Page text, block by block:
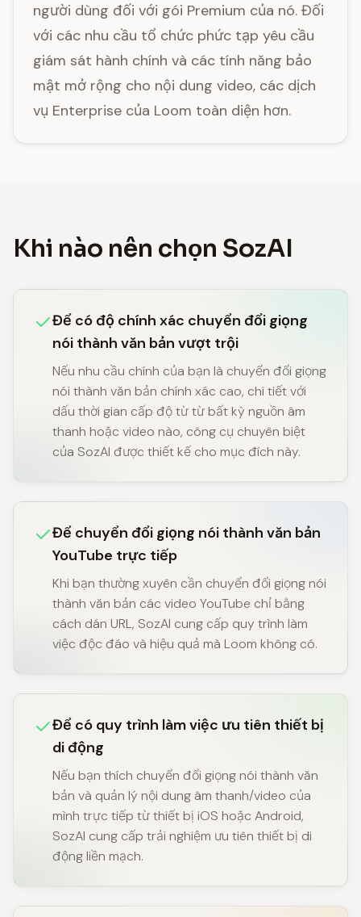
người dùng đối với gói Premium của nó. Đối
với các nhu cầu tổ chức phức tạp yêu cầu
giám sát hành chính và các tính năng bảo
mật mở rộng cho nội dung video, các dịch
vụ Enterprise của Loom toàn diện hơn.
Khi nào nên chọn SozAI
Để có độ chính xác chuyển đổi giọng
nói thành văn bản vượt trội
Nếu nhu cầu chính của bạn là chuyển đổi giọng
nói thành văn bản chính xác cao, chi tiết với
dấu thời gian cấp độ từ từ bất kỳ nguồn âm
thanh hoặc video nào, công cụ chuyên biệt
của SozAI được thiết kế cho mục đích này.
Để chuyển đổi giọng nói thành văn bản
YouTube trực tiếp
Khi bạn thường xuyên cần chuyển đổi giọng nói
thành văn bản các video YouTube chỉ bằng
cách dán URL, SozAI cung cấp quy trình làm
việc độc đáo và hiệu quả mà Loom không có.
Để có quy trình làm việc ưu tiên thiết bị
di động
Nếu bạn thích chuyển đổi giọng nói thành văn
bản và quản lý nội dung âm thanh/video của
mình trực tiếp từ thiết bị iOS hoặc Android,
SozAI cung cấp trải nghiệm ưu tiên thiết bị di
động liền mạch.